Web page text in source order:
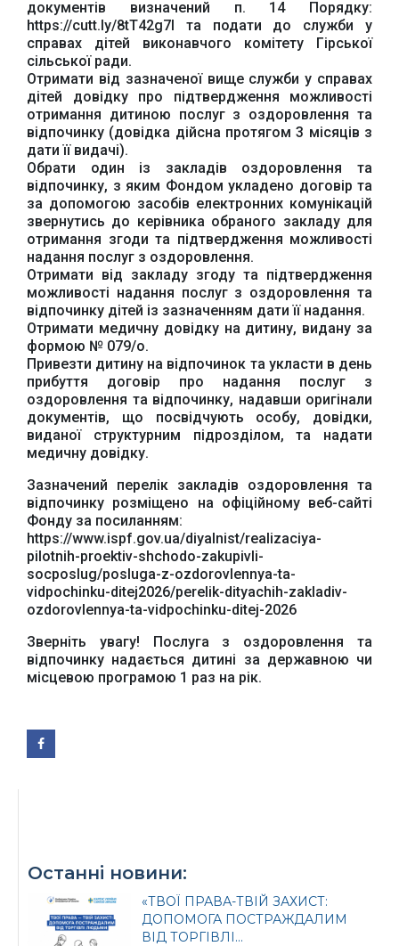
документів визначений п. 14 Порядку:
https://cutt.ly/8tT42g7I та подати до служби у
справах дітей виконавчого комітету Гірської
сільської ради.
Отримати від зазначеної вище служби у справах
дітей довідку про підтвердження можливості
отримання дитиною послуг з оздоровлення та
відпочинку (довідка дійсна протягом 3 місяців з
дати її видачі).
Обрати один із закладів оздоровлення та
відпочинку, з яким Фондом укладено договір та
за допомогою засобів електронних комунікацій
звернутись до керівника обраного закладу для
отримання згоди та підтвердження можливості
надання послуг з оздоровлення.
Отримати від закладу згоду та підтвердження
можливості надання послуг з оздоровлення та
відпочинку дітей із зазначенням дати її надання.
Отримати медичну довідку на дитину, видану за
формою № 079/о.
Привезти дитину на відпочинок та укласти в день
прибуття договір про надання послуг з
оздоровлення та відпочинку, надавши оригінали
документів, що посвідчують особу, довідки,
виданої структурним підрозділом, та надати
медичну довідку.
Зазначений перелік закладів оздоровлення та
відпочинку розміщено на офіційному веб-сайті
Фонду за посиланням:
https://www.ispf.gov.ua/diyalnist/realizaciya-
pilotnih-proektiv-shchodo-zakupivli-
socposlug/posluga-z-ozdorovlennya-ta-
vidpochinku-ditej2026/perelik-dityachih-zakladiv-
ozdorovlennya-ta-vidpochinku-ditej-2026
Зверніть увагу! Послуга з оздоровлення та
відпочинку надається дитині за державною чи
місцевою програмою 1 раз на рік.
Останні новини:
«ТВОЇ ПРАВА-ТВІЙ ЗАХИСТ:
ДОПОМОГА ПОСТРАЖДАЛИМ
ВІД ТОРГІВЛІ...
Урядовий портал
Київська обласна
державна адміністрація
Офіційний веб-сайт
Бориспільської РДА
Офіційний веб-сайт
Бориспільської
районної ради